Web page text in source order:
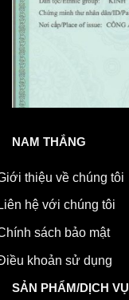
NAM THẮNG
thiệu về chúng tôi
hệ với chúng tôi
sách bảo mật
khoản sử dụng
SẢN PHẨM/DỊCH VỤ